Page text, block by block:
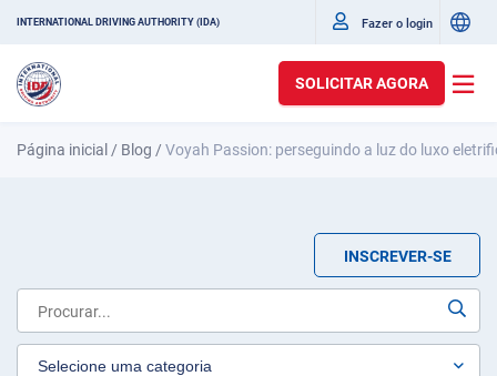
INTERNATIONAL DRIVING AUTHORITY (IDA) Fazer o login
SOLICITAR AGORA
Página inicial / Blog /Voyah Passion: perseguindo a luz do luxo
INSCREVER-SE